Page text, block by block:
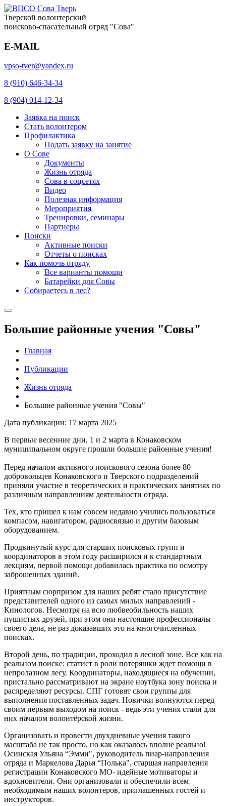
Тверской волонтерский
поисково-спасательный отряд "Сова"
E-MAIL
vpso-tver@yandex.ru
8 (910) 646-34-34
8 (904) 014-12-34
Заявка на поиск
Стать волонтером
Профилактика
Подать заявку на занятие
О Сове
Документы
Жизнь отряда
Сова в соцсетях
Видео
Полезная информация
Мероприятия
Тренировки, семинары
Партнеры
Поиски
Активные поиски
Отчеты о поисках
Как помочь отряду
Все варианты помощи
Батарейки для Совы
Собираетесь в лес?
Большие районные учения "Совы"
Главная
Публикации
Жизнь отряда
Большие районные учения "Совы"
Дата публикации: 17 марта 2025
В первые весенние дни, 1 и 2 марта в Конаковском
муниципальном округе прошли большие районные учения!
Перед началом активного поискового сезона более 80
добровольцев Конаковского и Тверского подразделений
приняли участие в теоретических и практических занятиях по
различным направлениям деятельности отряда.
Тех, кто пришел к нам совсем недавно учились пользоваться
компасом, навигатором, радиосвязью и другим базовым
оборудованием.
Продвинутый курс для старших поисковых групп и
координаторов в этом году расширился и к стандартным
лекциям, первой помощи добавилась практика по осмотру
заброшенных зданий.
Приятным сюрпризом для наших ребят стало присутствие
представителей одного из самых милых направлений -
Кинологов. Несмотря на всю любвеобильность наших
пушистых друзей, при этом они настоящие профессионалы
своего дела, не раз доказавших это на многочисленных
поисках.
Второй день, по традиции, проходил в лесной зоне. Все как на
реальном поиске: статист в роли потеряшки ждет помощи в
непролазном лесу. Координаторы, находящиеся на обучении,
пристально рассматривают на экране ноутбука зону поиска и
распределяют ресурсы. СПГ готовят свои группы для
выполнения поставленных задач. Новички волнуются перед
своим первым выходом на поиск - ведь эти учения стали для
них началом волонтёрской жизни.
Организовать и провести двухдневные учения такого
масштаба не так просто, но как оказалось вполне реально!
Осинская Ульяна “Эмми", руководитель пиар-направления
отряда и Маркелова Дарья “Полька", старшая направления
регистрации Конаковского МО- идейные мотиваторы и
вдохновители. Они организовали и обеспечили всем
необходимым наших волонтеров, приглашенных гостей и
инструкторов.